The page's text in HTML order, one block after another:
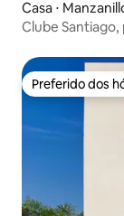
Casa ⋅
Clube Santiago,
Preferido dos
Preferido dos